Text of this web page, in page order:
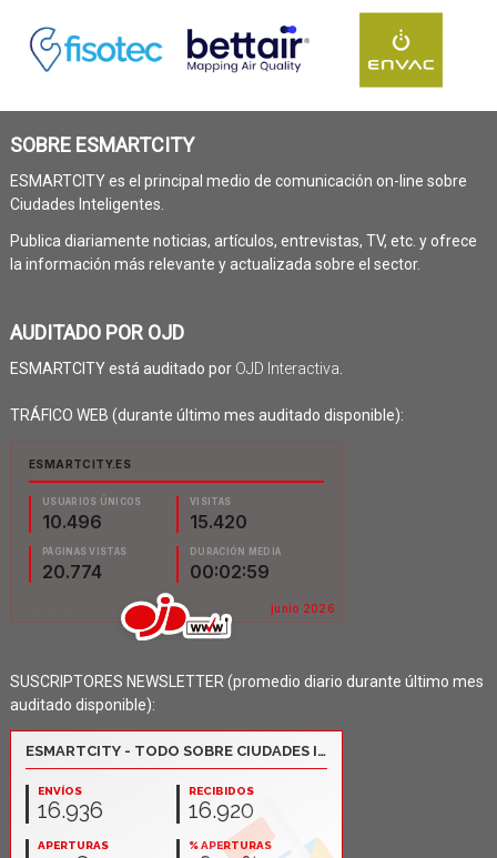
SOBRE ESMARTCITY
ESMARTCITY es el principal medio de comunicación on-line sobre
Ciudades Inteligentes.
Publica diariamente noticias, artículos, entrevistas, TV, etc. y ofrece
la información más relevante y actualizada sobre el sector.
AUDITADO POR OJD
ESMARTCITY está auditado por OJD Interactiva.
TRÁFICO WEB (durante último mes auditado disponible):
SUSCRIPTORES NEWSLETTER (promedio diario durante último mes
auditado disponible):